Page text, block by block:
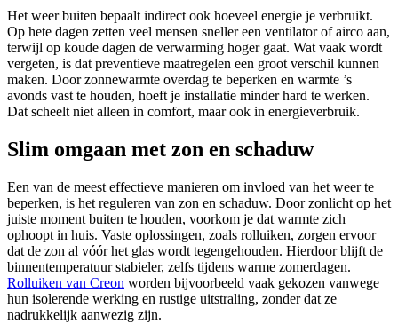
Het weer buiten bepaalt indirect ook hoeveel energie je verbruikt.
Op hete dagen zetten veel mensen sneller een ventilator of airco aan,
terwijl op koude dagen de verwarming hoger gaat. Wat vaak wordt
vergeten, is dat preventieve maatregelen een groot verschil kunnen
maken. Door zonnewarmte overdag te beperken en warmte ’s
avonds vast te houden, hoeft je installatie minder hard te werken.
Dat scheelt niet alleen in comfort, maar ook in energieverbruik.
Slim omgaan met zon en schaduw
Een van de meest effectieve manieren om invloed van het weer te
beperken, is het reguleren van zon en schaduw. Door zonlicht op het
juiste moment buiten te houden, voorkom je dat warmte zich
ophoopt in huis. Vaste oplossingen, zoals rolluiken, zorgen ervoor
dat de zon al vóór het glas wordt tegengehouden. Hierdoor blijft de
binnentemperatuur stabieler, zelfs tijdens warme zomerdagen.
Rolluiken van Creon worden bijvoorbeeld vaak gekozen vanwege
hun isolerende werking en rustige uitstraling, zonder dat ze
nadrukkelijk aanwezig zijn.